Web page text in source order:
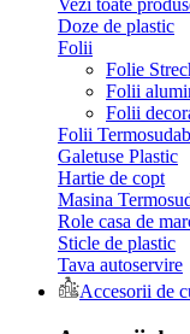
Vezi toate
Doze de plastic
Folii
Folie
Folii
Folii
Folii
Galetuse Plastic
Hartie de copt
Masina
Role casa de
Sticle de plastic
Tava autoservire
Accesorii de